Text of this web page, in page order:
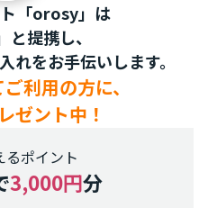
「orosy」は
と提携し、
れをお手伝いします。
利用の方に、
ゼント中！
るポイント
3,000円分